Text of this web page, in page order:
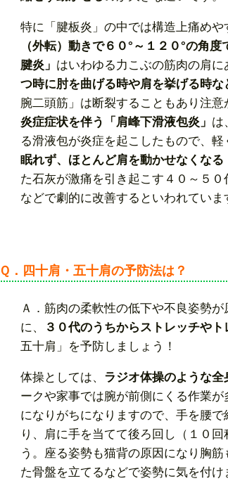
特に「腱板炎」の中では構造上痛めや
（外転）動きで６０°～１２０°の角
腱炎」 はいわゆる力こぶの筋肉の肩に
つ時に肘を曲げる時や肩を挙げる時
腕二頭筋」は断裂することもあり注意
炎症症状を伴う「肩峰下滑液包炎」 は
る滑液包が炎症を起こしたもので、軽
眠れず、ほとんど肩を動かせなくなる
た石灰が激痛を引き起こす４０～５
などで劇的に改善するといわれていま
Ｑ．四十肩・五十肩の予防法は？
Ａ．筋肉の柔軟性の低下や不良姿勢
に、
３０代のうちからストレッチや
五十肩」を予防しましょう！
体操としては、 ラジオ体操のような
ークや家事では腕が前側にくる作業
になりがちになりますので、手を腰
り、肩に手を当てて後ろ回し（１０
う。座る姿勢も猫背の原因になり胸
た骨盤を立てるなどで姿勢に気を付け